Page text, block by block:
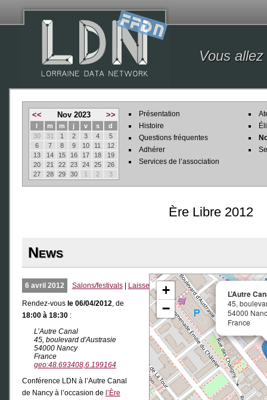
Vous
<< Nov 2023 >>
l m m j v s
d
30
31 1 2 3 4
5
6
7 8 9 10 11
12
13
14 15 16 17 18
19
20
21 22 23 24 25
26
27
28 29 30 1 2 3
Présentation
Histoire
Questions fréquentes
Adhérer
Services de l’association
Ère Libre 2012
News
6 avril 2012 Salons/festivals| Laisser un commentaire
Rendez-vous le 06/04/2012, de
18:00 à 18:30:
L’Autre Canal
45, boulevard d'Austrasie
54000 Nancy
France
geo:48.693408,6.199164
Conférence LDN à l’Autre Canal
de Nancy à l’occasion de l’Ère
L’Autre
45,
54000
France
+
−